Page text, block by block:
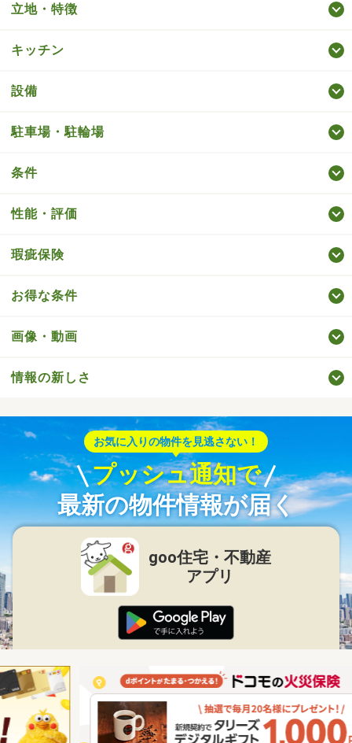
立地・特徴
キッチン
設備
駐車場・駐輪場
条件
性能・評価
瑕疵保険
お得な条件
画像・動画
情報の新しさ
お気に入りの物件を見逃さない！
プッシュ通知で
最新の物件情報が届く
goo住宅・不動産
アプリ